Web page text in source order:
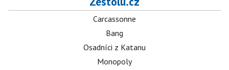
Carcassonne
Bang
Osadníci z Katanu
Monopoly